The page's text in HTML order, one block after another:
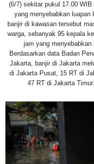
(6/7) sekitar pukul 17.00
yang menyebabkan luapan
banjir di kawasan tersebut
warga, sebanyak 95 kepala
jam yang
Berdasarkan data Badan
Jakarta, banjir di Jakarta
di Jakarta Pusat, 15 RT di
47 RT di Jakarta